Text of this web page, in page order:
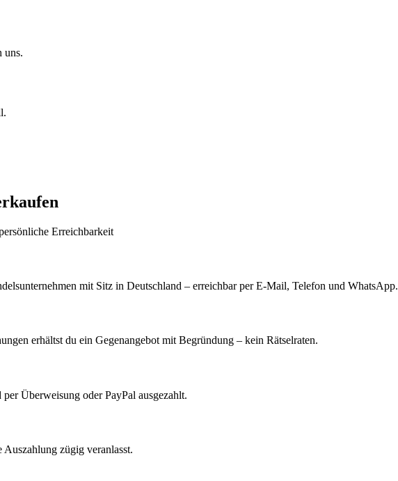
uns.
Erreichbarkeit
mit Sitz in Deutschland – erreichbar per E-Mail, Telefon und WhatsApp.
erhältst du ein Gegenangebot mit Begründung – kein Rätselraten.
Überweisung oder PayPal ausgezahlt.
zügig veranlasst.